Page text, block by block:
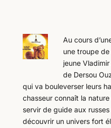
Au cours
une troupe
jeune
de Dersou
qui va bouleverser leurs
chasseur connaît la
servir de guide aux
découvrir un univers fort